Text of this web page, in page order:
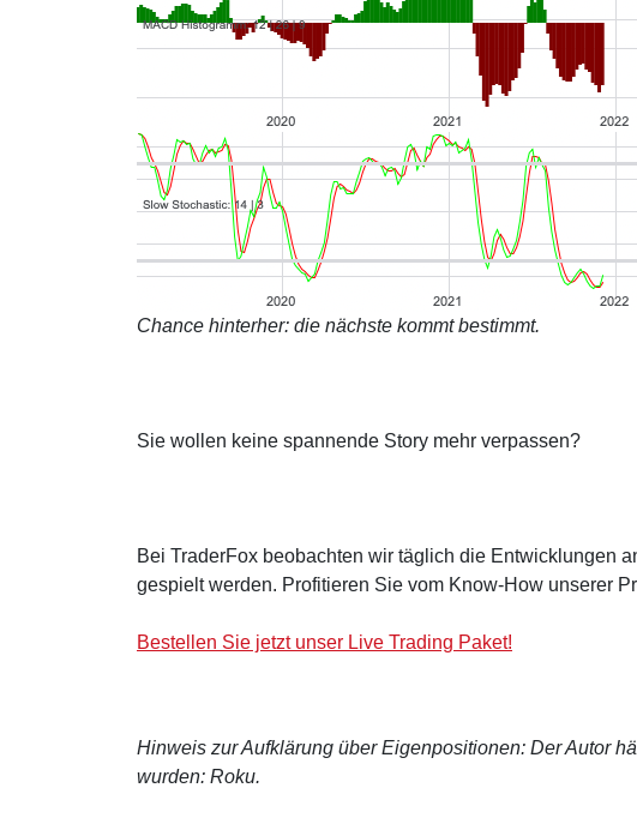
Chance hinterher: die nächste kommt bestimmt.
Sie wollen keine spannende Story mehr verpassen?
Bei TraderFox beobachten wir täglich die Entwicklungen
gespielt werden. Profitieren Sie vom Know-How unserer
Bestellen Sie jetzt unser Live Trading Paket!
Hinweis zur Aufklärung über Eigenpositionen: Der Autor
wurden: Roku.